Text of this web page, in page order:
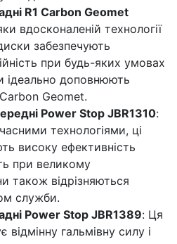
R1 Carbon Geomet
вдосконаленій технології
забезпечують
при будь-яких умовах
ідеально доповнюють
Geomet.
Power Stop JBR1310:
технологіями, ці
високу ефективність
при великому
також відрізняються
служби.
Power Stop JBR1389: Ця
відмінну гальмівну силу і